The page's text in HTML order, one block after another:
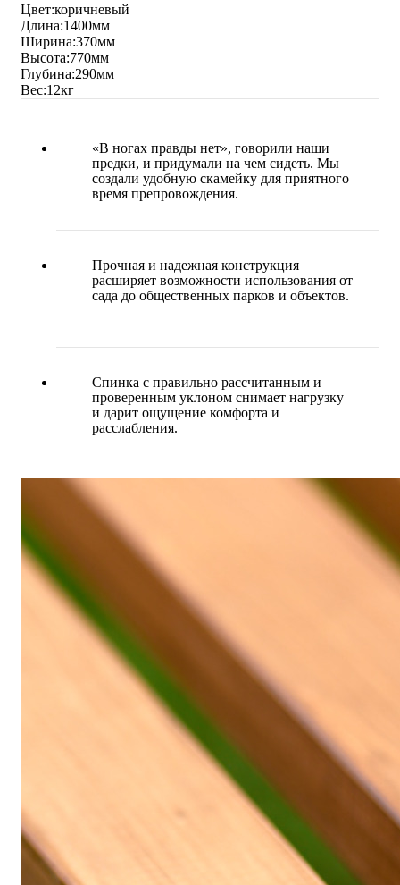
Цвет:коричневый
Длина:1400мм
Ширина:370мм
Высота:770мм
Глубина:290мм
Вес:12кг
«В ногах правды нет», говорили наши
предки, и придумали на чем сидеть. Мы
создали удобную скамейку для приятного
время препровождения.
Прочная и надежная конструкция
расширяет возможности использования от
сада до общественных парков и объектов.
Спинка с правильно рассчитанным и
проверенным уклоном снимает нагрузку
и дарит ощущение комфорта и
расслабления.